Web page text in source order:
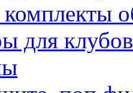
для клубов